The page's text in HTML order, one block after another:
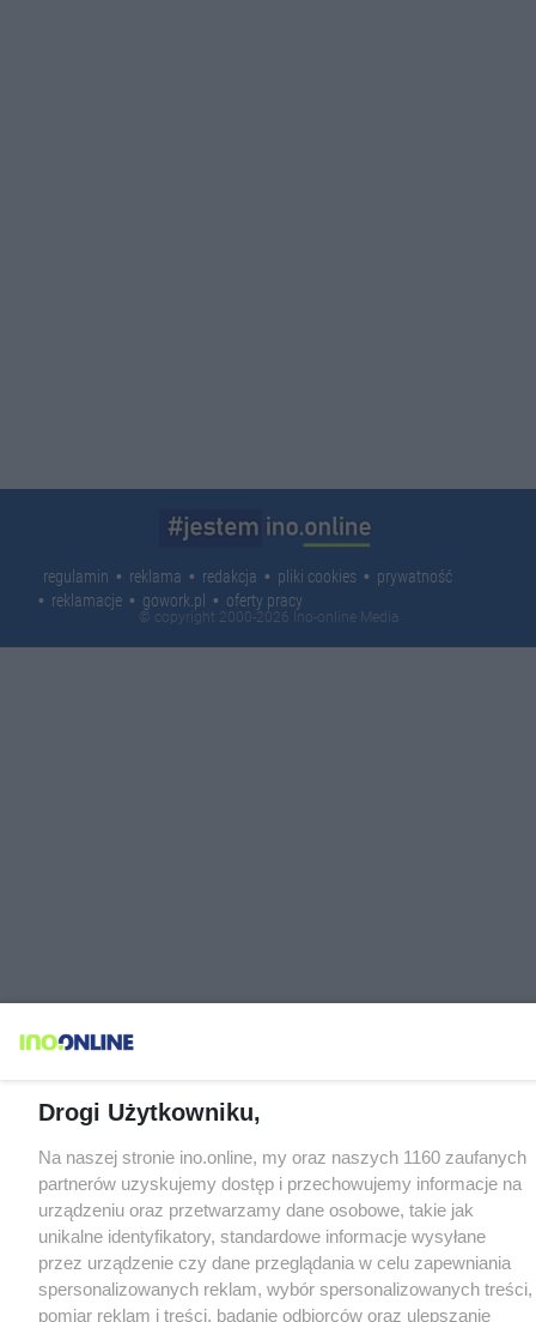
regulamin reklama redakcja pliki cookies
prywatność
reklamacje
gowork.pl oferty pracy
© copyright 2000-2026 Ino-online Media
Drogi Użytkowniku,
Na naszej stronie ino.online, my oraz naszych 1160 zaufanych
partnerów uzyskujemy dostęp i przechowujemy informacje na
urządzeniu oraz przetwarzamy dane osobowe, takie jak
unikalne identyfikatory, standardowe informacje wysyłane
przez urządzenie czy dane przeglądania w celu zapewniania
spersonalizowanych reklam, wybór spersonalizowanych treści,
pomiar reklam i treści, badanie odbiorców oraz ulepszanie